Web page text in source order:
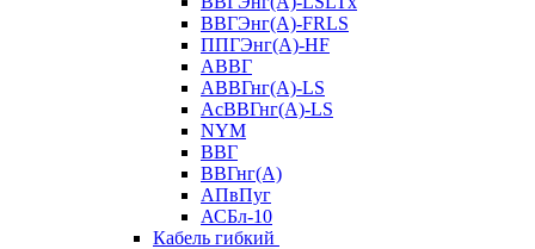
ВВГЭнг(А)-FRLS
ППГЭнг(А)-HF
АВВГ
АВВГнг(А)-LS
АсВВГнг(А)-LS
NYM
ВВГ
ВВГнг(А)
АПвПуг
АСБл-10
Кабель гибкий